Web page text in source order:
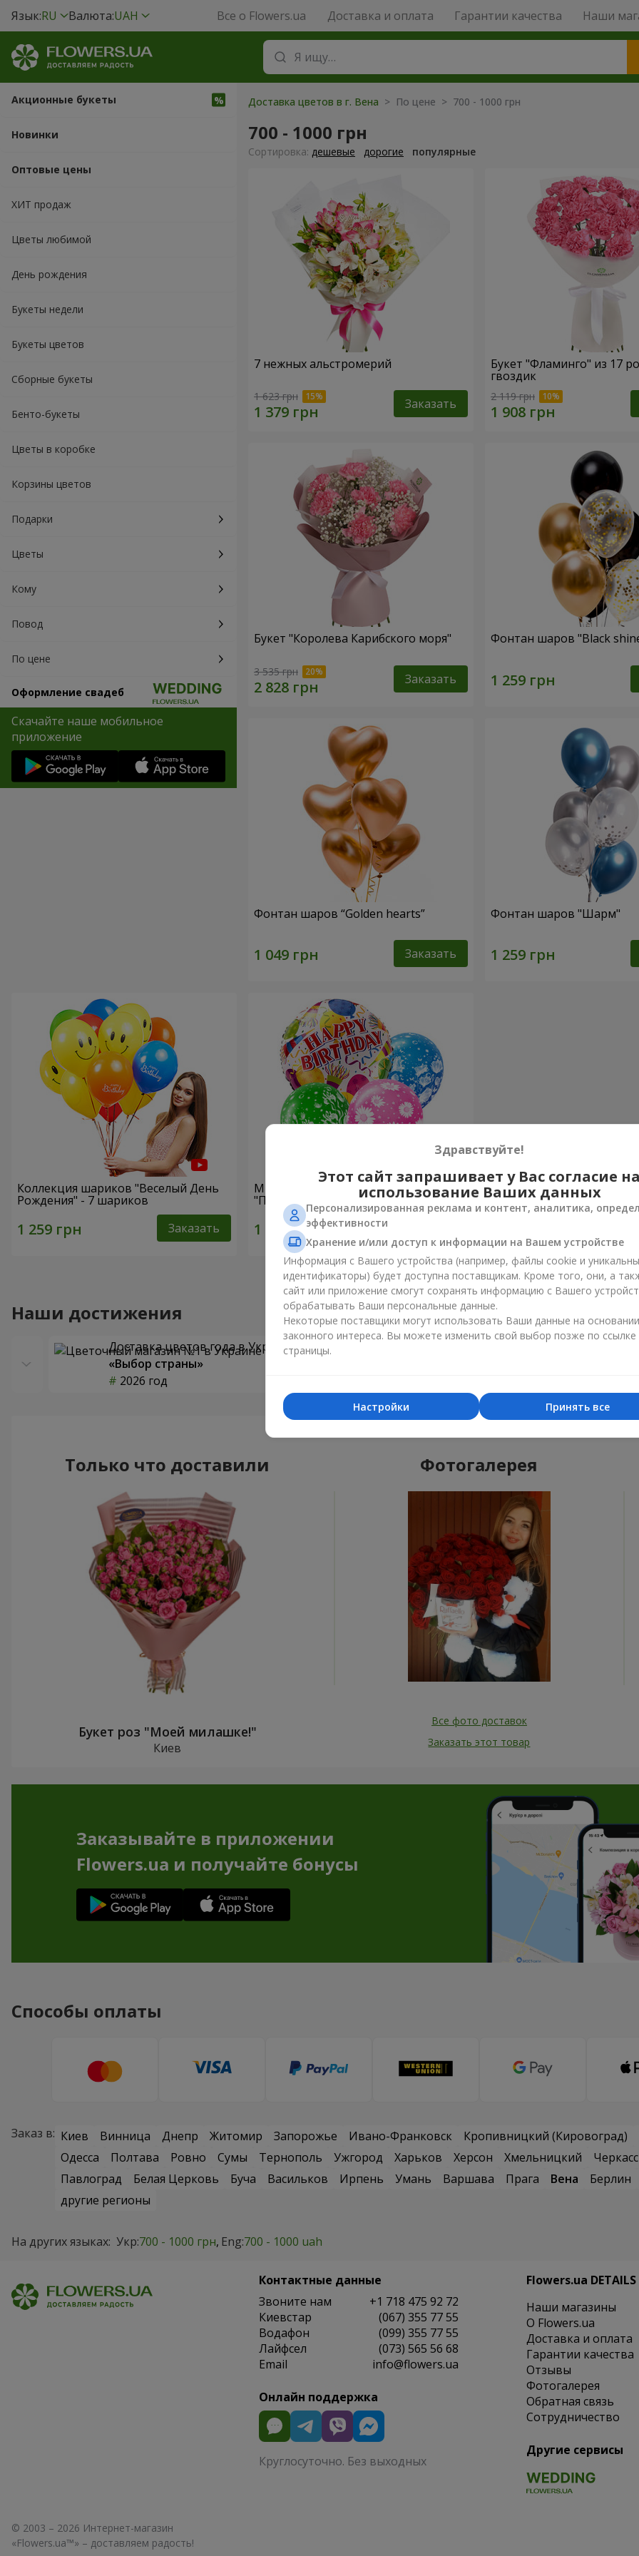
Язык:RU Валюта:UAH Все о Flowers.ua Доставка и оплата Гарантии качества Наши
Акционные букеты
Новинки
Оптовые цены
ХИТ продаж
Цветы любимой
День рождения
Букеты недели
Букеты цветов
Сборные букеты
Бенто-букеты
Цветы в коробке
Корзины цветов
Подарки
Цветы
Кому
Повод
По цене
Оформление свадеб
Скачайте наше мобильное
приложение
Доставка цветов в г. Вена > По цене > 700 - 1000 грн
700 - 1000 грн
Cортировка: дешевые дорогие популярные
7 нежных альстромерий
1 623 грн Заказать
Букет "Фламинго" из 17
гвоздик
2 119 грн
Букет "Королева Карибского моря"
3 535 грн Заказать
Фонтан шаров "Black
Фонтан шаров “Golden hearts”
Заказать
Фонтан шаров "Шарм"
Коллекция шариков "Веселый День
Рождения" - 7 шариков
Заказать
Микс гелиевых шариков
"Поздравление!"
Наши достижения
Доставка цветов года в Украине
«Выбор страны»
2026 год
Только что доставили
Букет роз "Моей милашке!"
Киев
Фотогалерея
Все фото доставок
Заказать этот товар
Заказывайте в приложении
Flowers.ua и получайте бонусы
Способы оплаты
Заказ в: Киев Винница Днепр Житомир Запорожье Ивано-Франковск Кропивницкий (Кировоград)
Одесса
Полтава Ровно Сумы Тернополь Ужгород Харьков Херсон Хмельницкий
Павлоград
Белая Церковь Буча Васильков Ирпень Умань Варшава Прага Вена Берлин
другие регионы
На других языках: Укр:700 - 1000 грн Eng:700 - 1000 uah
Контактные данные
Звоните нам
+1 718 475 92 72
Киевстар
(067) 355 77 55
Водафон
(099) 355 77 55
Лайфсел
(073) 565 56 68
Email
info@flowers.ua
Онлайн поддержка
Круглосуточно. Без выходных
Flowers.ua DETAILS
Наши магазины
O Flowers.ua
Доставка и оплата
Гарантии качества
Отзывы
Фотогалерея
Обратная связь
Сотрудничество
Другие сервисы
© 2003 – 2026 Интернет-магазин
«Flowers.ua™» – доставляем радость!
Здравствуйте!
Этот сайт запрашивает у Вас согласие на
использование Ваших данных
Персонализированная реклама и контент, аналитика,
эффективности
Хранение и/или доступ к информации на Вашем устройстве
Информация с Вашего устройства (например, файлы cookie и
идентификаторы) будет доступна поставщикам. Кроме того, они, а
сайт или приложение смогут сохранять информацию с Вашего
обрабатывать Ваши персональные данные.
Некоторые поставщики могут использовать Ваши данные на основании
законного интереса. Вы можете изменить свой выбор позже по ссылке
страницы.
Принять все
Настройки